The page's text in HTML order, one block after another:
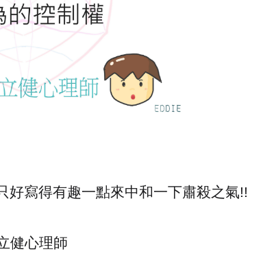
好寫得有趣一點來中和一下肅殺之氣!!
健心理師